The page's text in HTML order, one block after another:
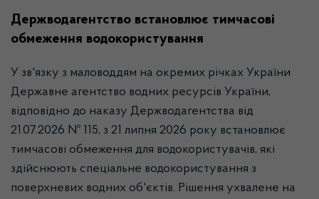
Держводагентство встановлює тимчасові
обмеження водокористування
У зв'язку з маловоддям на окремих річках України
Державне агентство водних ресурсів України,
відповідно до наказу Держводагентства від
21.07.2026 № 115, з 21 липня 2026 року встановлює
тимчасові обмеження для водокористувачів, які
здійснюють спеціальне водокористування з
поверхневих водних об'єктів. Рішення ухвалене на